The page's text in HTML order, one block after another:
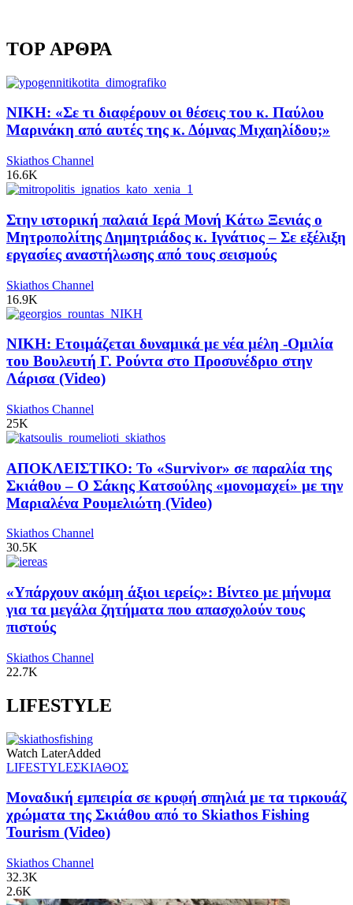
TOP ΑΡΘΡΑ
ΝΙΚΗ: «Σε τι διαφέρουν οι θέσεις του κ. Παύλου
Μαρινάκη από αυτές της κ. Δόμνας Μιχαηλίδου;»
Skiathos Channel
16.6K
Στην ιστορική παλαιά Ιερά Μονή Κάτω Ξενιάς ο
Μητροπολίτης Δημητριάδος κ. Ιγνάτιος – Σε εξέλιξη
εργασίες αναστήλωσης από τους σεισμούς
Skiathos Channel
16.9K
ΝΙΚΗ: Ετοιμάζεται δυναμικά με νέα μέλη -Ομιλία
του Βουλευτή Γ. Ρούντα στο Προσυνέδριο στην
Λάρισα (Video)
Skiathos Channel
25K
ΑΠΟΚΛΕΙΣΤΙΚΟ: Το «Survivor» σε παραλία της
Σκιάθου – Ο Σάκης Κατσούλης «μονομαχεί» με την
Μαριαλένα Ρουμελιώτη (Video)
Skiathos Channel
30.5K
«Υπάρχουν ακόμη άξιοι ιερείς»: Βίντεο με μήνυμα
για τα μεγάλα ζητήματα που απασχολούν τους
πιστούς
Skiathos Channel
22.7K
LIFESTYLE
Watch LaterAdded
LIFESTYLEΣΚΙΑΘΟΣ
Μοναδική εμπειρία σε κρυφή σπηλιά με τα τιρκουάζ
χρώματα της Σκιάθου από το Skiathos Fishing
Tourism (Video)
Skiathos Channel
32.3K
2.6K